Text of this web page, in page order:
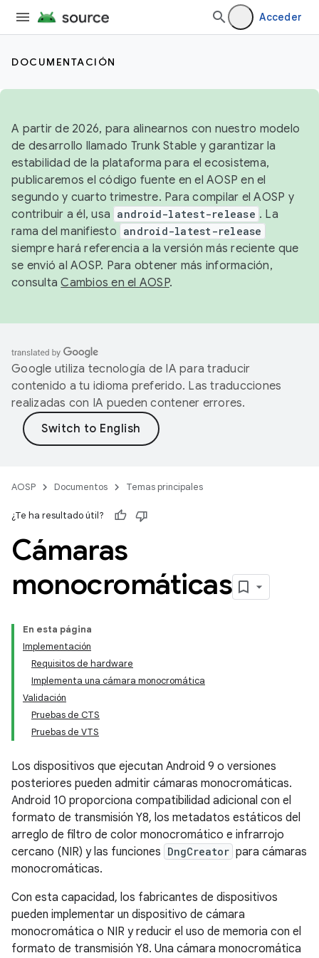
Acceder
DOCUMENTACIÓN
A partir de 2026, para alinearnos con nuestro modelo
de desarrollo llamado Trunk Stable y garantizar la
estabilidad de la plataforma para el ecosistema,
publicaremos el código fuente en el AOSP en el
segundo y cuarto trimestre. Para compilar el AOSP y
contribuir a él, usa android-latest-release . La
rama del manifiesto android-latest-release
siempre hará referencia a la versión más reciente que
se envió al AOSP. Para obtener más información,
consultaCambios en el AOSP.
Google utiliza tecnología de IA para traducir
contenido a tu idioma preferido. Las traducciones
realizadas con IA pueden contener errores.
AOSP Documentos Temas principales
¿Te ha resultado útil?
Cámaras
monocromáticas
En esta página
Implementación
Requisitos de hardware
Implementa una cámara monocromática
Validación
Pruebas de CTS
Pruebas de VTS
Los dispositivos que ejecutan Android 9 o versiones
posteriores pueden admitir cámaras monocromáticas.
Android 10 proporciona compatibilidad adicional con el
formato de transmisión Y8, los metadatos estáticos del
arreglo de filtro de color monocromático e infrarrojo
cercano (NIR) y las funciones DngCreator para cámaras
monocromáticas.
Con esta capacidad, los fabricantes de dispositivos
pueden implementar un dispositivo de cámara
monocromática o NIR y reducir el uso de memoria con el
formato de transmisión Y8. Una cámara monocromática